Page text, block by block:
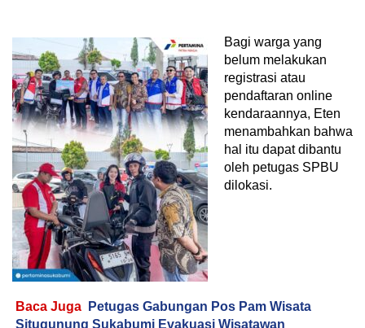
Bagi warga yang
belum melakukan
registrasi atau
pendaftaran online
kendaraannya, Eten
menambahkan bahwa
hal itu dapat dibantu
oleh petugas SPBU
dilokasi.
Baca Juga
Petugas Gabungan Pos Pam Wisata
Situgunung Sukabumi Evakuasi Wisatawan